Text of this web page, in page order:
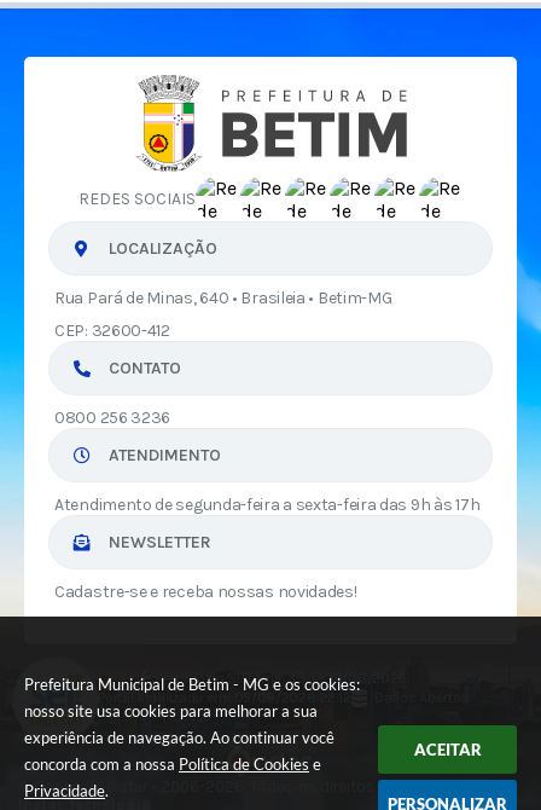
Prefeitura Municipal de Betim - MG e os cookies:
nosso site usa cookies para melhorar a sua
experiência de navegação. Ao continuar você
concorda com a nossa Política de Cookies e
Privacidade.
ACEITAR
PERSONALIZAR
REDES SOCIAIS
LOCALIZAÇÃO
Rua Pará de Minas, 640 • Brasileia • Betim-MG
CEP: 32600-412
CONTATO
0800 256 3236
ATENDIMENTO
Atendimento de segunda-feira a sexta-feira das 9h às 17h
NEWSLETTER
Cadastre-se e receba nossas novidades!
Versão do Sistema:3.5.3 - 19/06/2026
Portal atualizado em:
© Copyright Instar - 2006-2026. Todos os direitos reservados -
Instar Tecnologia